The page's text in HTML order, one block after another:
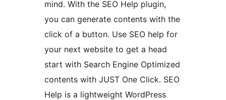
mind. With the SEO Help plugin,
you can generate contents with the
click of a button. Use SEO help for
your next website to get a head
start with Search Engine Optimized
contents with JUST One Click. SEO
Help is a lightweight WordPress